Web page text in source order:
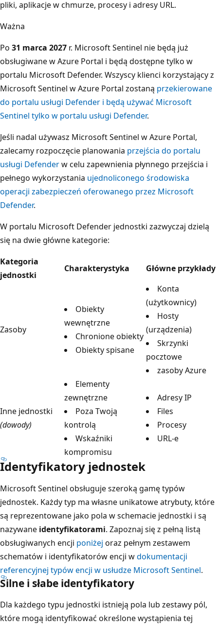
pliki, aplikacje w chmurze, procesy i adresy URL.
Ważna
Po 31 marca 2027 r. Microsoft Sentinel nie będą już
obsługiwane w Azure Portal i będą dostępne tylko w
portalu Microsoft Defender. Wszyscy klienci korzystający z
Microsoft Sentinel w Azure Portal zostaną przekierowane
do portalu usługi Defender i będą używać Microsoft
Sentinel tylko w portalu usługi Defender.
Jeśli nadal używasz Microsoft Sentinel w Azure Portal,
zalecamy rozpoczęcie planowania przejścia do portalu
usługi Defenderw celu zapewnienia płynnego przejścia i
pełnego wykorzystania ujednoliconego środowiska
operacji zabezpieczeń oferowanego przez Microsoft
Defender.
W portalu Microsoft Defender jednostki zazwyczaj dzielą
się na dwie główne kategorie:
Kategoria
jednostki
Charakterystyka Główne przykłady
Zasoby
Obiekty
wewnętrzne
Chronione obiekty
Obiekty spisane
Konta
(użytkownicy)
Hosty
(urządzenia)
Skrzynki
pocztowe
zasoby Azure
Inne jednostki
(dowody)
Elementy
zewnętrzne
Poza Twoją
kontrolą
Wskaźniki
kompromisu
Adresy IP
Files
Procesy
URL-e
Identyfikatory jednostek
Microsoft Sentinel obsługuje szeroką gamę typów
jednostek. Każdy typ ma własne unikatowe atrybuty, które
są reprezentowane jako pola w schemacie jednostki i są
nazywane identyfikatorami. Zapoznaj się z pełną listą
obsługiwanych encji poniżej oraz pełnym zestawem
schematów i identyfikatorów encji wdokumentacji
referencyjnej typów encji w usłudze Microsoft Sentinel.
Silne i słabe identyfikatory
Dla każdego typu jednostki istnieją pola lub zestawy pól,
które mogą identyfikować określone wystąpienia tej